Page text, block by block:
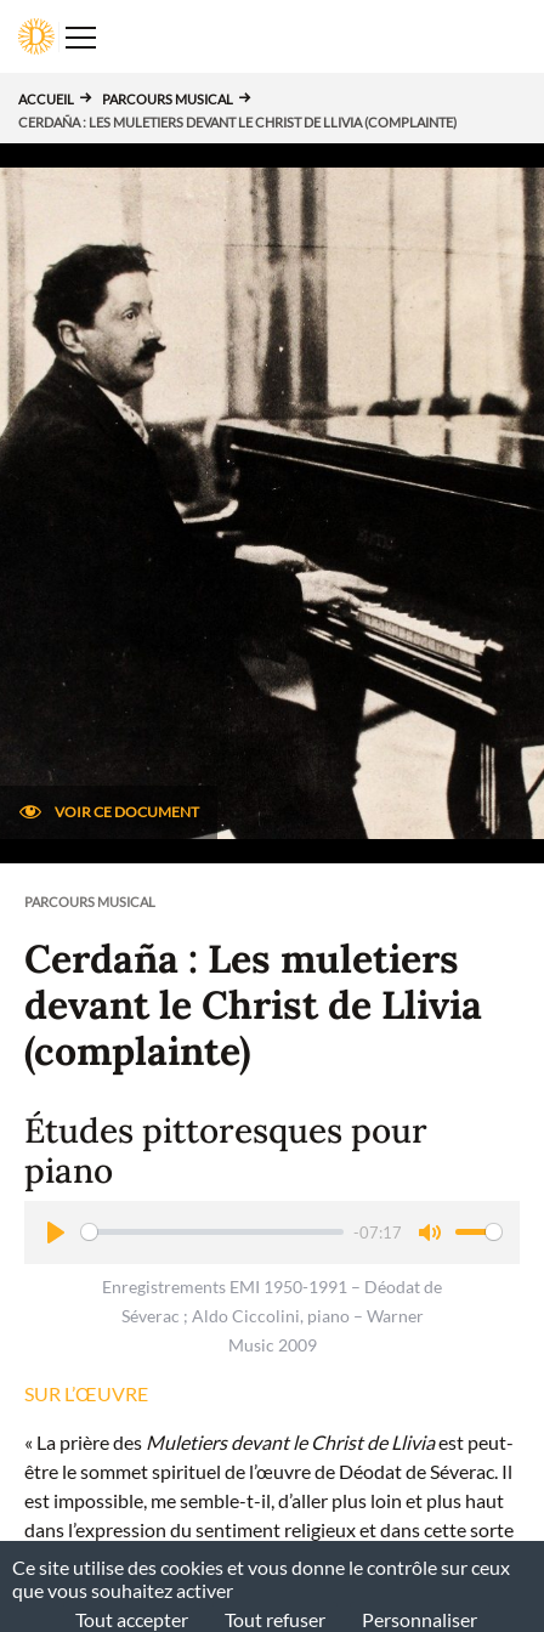
D
ACCUEIL
PARCOURS MUSICAL
CERDAÑA : LES MULETIERS DEVANT LE CHRIST DE LLIVIA (COMPLAINTE)
VOIR CE DOCUMENT
PARCOURS MUSICAL
Cerdaña : Les muletiers
devant le Christ de Llivia
(complainte)
Études pittoresques pour
piano
-07:17
u
Enregistrements EMI 1950-1991 – Déodat de
Séverac ; Aldo Ciccolini, piano – Warner
Music 2009
SUR L’ŒUVRE
« La prière des Muletiers devant le Christ de Lliviaest peut-
être le sommet spirituel de l’œuvre de Déodat de Séverac. Il
est impossible, me semble-t-il, d’aller plus loin et plus haut
dans l’expression du sentiment religieux et dans cette sorte
de résignation héroïque qui prosterne l’homme aux pieds
de son rédempteur. »
François-Paul Alibert
Panneau de gestion des cookies
Ce site utilise des cookies et vous donne le contrôle sur ceux
que vous souhaitez activer
Tout accepter
Tout refuser Personnaliser